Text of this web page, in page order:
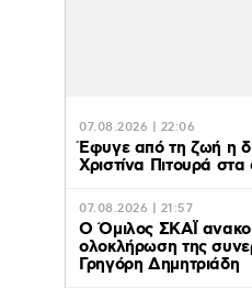
07.08.2026 | 22:06
Έφυγε από τη ζωή η
Χριστίνα Πιτουρά
07.08.2026 | 21:57
Ο Όμιλος ΣΚΑΪ
ολοκλήρωση της
Γρηγόρη Δημητριάδη